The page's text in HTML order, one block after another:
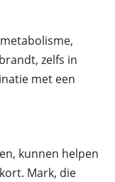
zelfs in
met een
kunnen helpen
Mark, die